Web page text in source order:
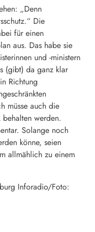
„Denn
Die
für einen
aus. Das habe sie
und -ministern
(gibt) da ganz klar
Richtung
müsse auch die
werden.
Solange noch
könne, seien
allmählich zu einem
Inforadio/Foto: